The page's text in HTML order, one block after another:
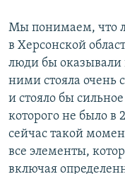
Мы понимаем, что
в Херсонской
люди бы оказывали
ними стояла очень
и стояло бы
которого не было в
сейчас такой
все элементы,
включая